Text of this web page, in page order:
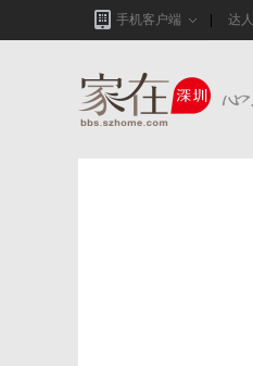
手机客户端 达人